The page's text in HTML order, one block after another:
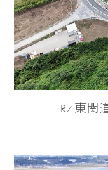
R7東関